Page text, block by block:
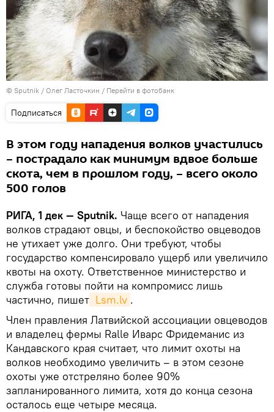
© Sputnik / Олег Ласточкин / Перейти в фотобанк
Подписаться
В этом году нападения волков участились
– пострадало как минимум вдвое больше
скота, чем в прошлом году, – всего около
500 голов
РИГА, 1 дек — Sputnik. Чаще всего от нападения
волков страдают овцы, и беспокойство овцеводов
не утихает уже долго. Они требуют, чтобы
государство компенсировало ущерб или увеличило
квоты на охоту. Ответственное министерство и
служба готовы пойти на компромисс лишь
частично, пишет Lsm.lv .
Член правления Латвийской ассоциации овцеводов
и владелец фермы Ralle Иварс Фридеманис из
Кандавского края считает, что лимит охоты на
волков необходимо увеличить – в этом сезоне
охоты уже отстреляно более 90%
запланированного лимита, хотя до конца сезона
осталось еще четыре месяца.